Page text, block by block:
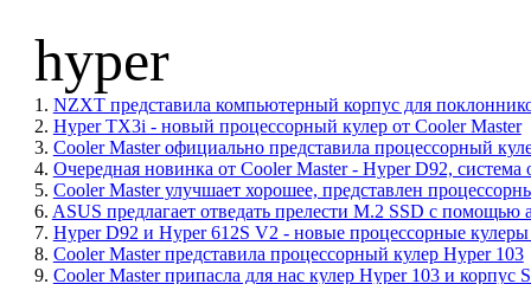
hyper
1. NZXT представила компьютерный корпус для
2. Hyper TX3i - новый процессорный кулер от Cooler Master
3. Cooler Master официально представила процессорный
4. Очередная новинка от Cooler Master - Hyper D92,
5. Cooler Master улучшает хорошее, представлен
6. ASUS предлагает отведать прелести M.2 SSD с помощью
7. Hyper D92 и Hyper 612S V2 - новые процессорные кулеры
8. Cooler Master представила процессорный кулер Hyper 103
9. Cooler Master припасла для нас кулер Hyper 103 и корпус